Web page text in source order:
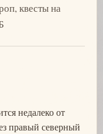
квесты на
недалеко от
правый северный